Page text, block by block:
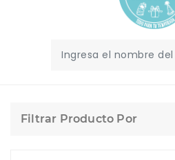
Filtrar Producto Por